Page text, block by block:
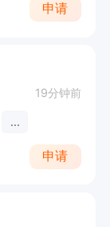
申请
19分钟前
...
申请